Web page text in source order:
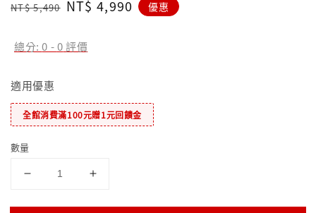
Regular
NT$ 5,490 Sale
NT$ 4,990 優惠
總分:0 -0評價
適用優惠
全館消費滿100元贈1元回饋金
數量